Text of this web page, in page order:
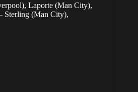
Laporte (Man City),
Sterling (Man City),